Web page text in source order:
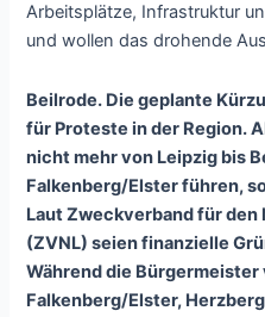
Arbeitsplätze, Infrastruktur
und wollen das drohende
Beilrode. Die geplante
für Proteste in der Region.
nicht mehr von Leipzig bis
Falkenberg/Elster führen,
Laut Zweckverband für
(ZVNL) seien finanzielle
Während die
Falkenberg/Elster,